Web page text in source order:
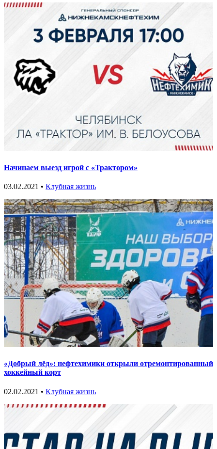
Начинаем выезд игрой с «Трактором»
03.02.2021 • Клубная жизнь
«Добрый лёд»: нефтехимики открыли отремонтированный
хоккейный корт
02.02.2021 • Клубная жизнь